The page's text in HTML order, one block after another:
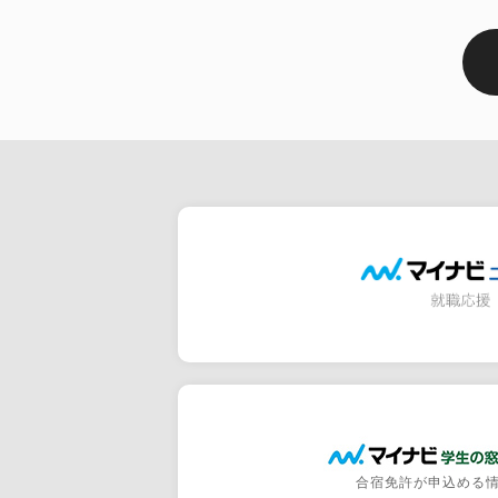
合宿免許が申込める